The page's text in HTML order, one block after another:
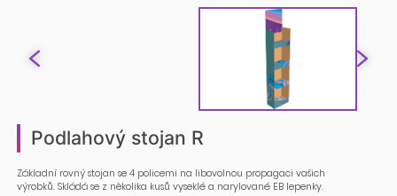
Podlahový stojan R
Základní rovný stojan se 4 policemi na libovolnou propagaci vašich
výrobků. Skládá se z několika kusů vyseklé a narylované EB lepenky.